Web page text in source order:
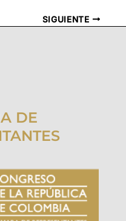
SIGUIENTE
DE